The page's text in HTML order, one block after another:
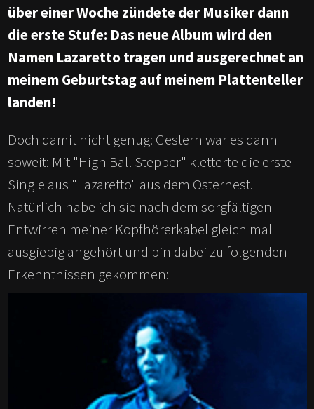
über einer Woche zündete der Musiker dann
die erste Stufe: Das neue Album wird den
Namen Lazaretto tragen und ausgerechnet an
meinem Geburtstag auf meinem Plattenteller
landen!
Doch damit nicht genug: Gestern war es dann
soweit: Mit "High Ball Stepper" kletterte die erste
Single aus "Lazaretto" aus dem Osternest.
Natürlich habe ich sie nach dem sorgfältigen
Entwirren meiner Kopfhörerkabel gleich mal
ausgiebig angehört und bin dabei zu folgenden
Erkenntnissen gekommen: